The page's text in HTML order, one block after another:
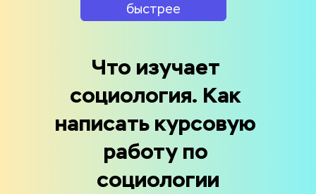
быстрее
Что изучает
социология. Как
написать курсовую
работу по
социологии